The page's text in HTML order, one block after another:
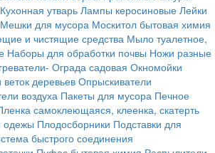
Кухонная утварь Лампы керосиновые Лейки
Мешки для мусора Москитол бытовая химия
и чистящие средства Мыло туалетное,
Наборы для обработки почвы Ножи разные
Ограда садовая Окномойки
деревьев Опрыскиватели
воздуха Пакеты для мусора Печное
самоклеющаяся, клеенка, скатерть
одежы Плодосборники Подставки для
быстрого соединения